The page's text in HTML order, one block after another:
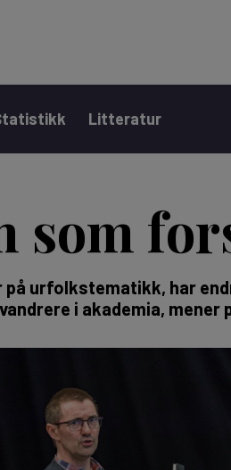
Litteratur
som
urfolkstematikk, har
i akademia, mener